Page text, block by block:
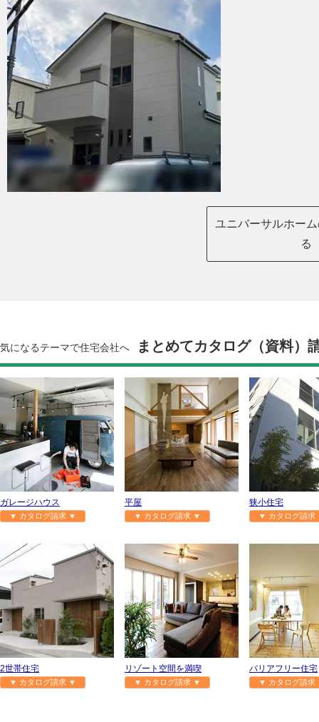
ユニバーサルホー
る
気になるテーマで住宅会社へ まとめてカタログ（資料）
ガレージハウス
▼ カタログ請求 ▼
平屋
▼ カタログ請求 ▼
狭小住宅
▼ カタログ請
2世帯住宅
▼ カタログ請求 ▼
リゾート空間を満喫
▼ カタログ請求 ▼
バリアフリー住宅
▼ カタログ請